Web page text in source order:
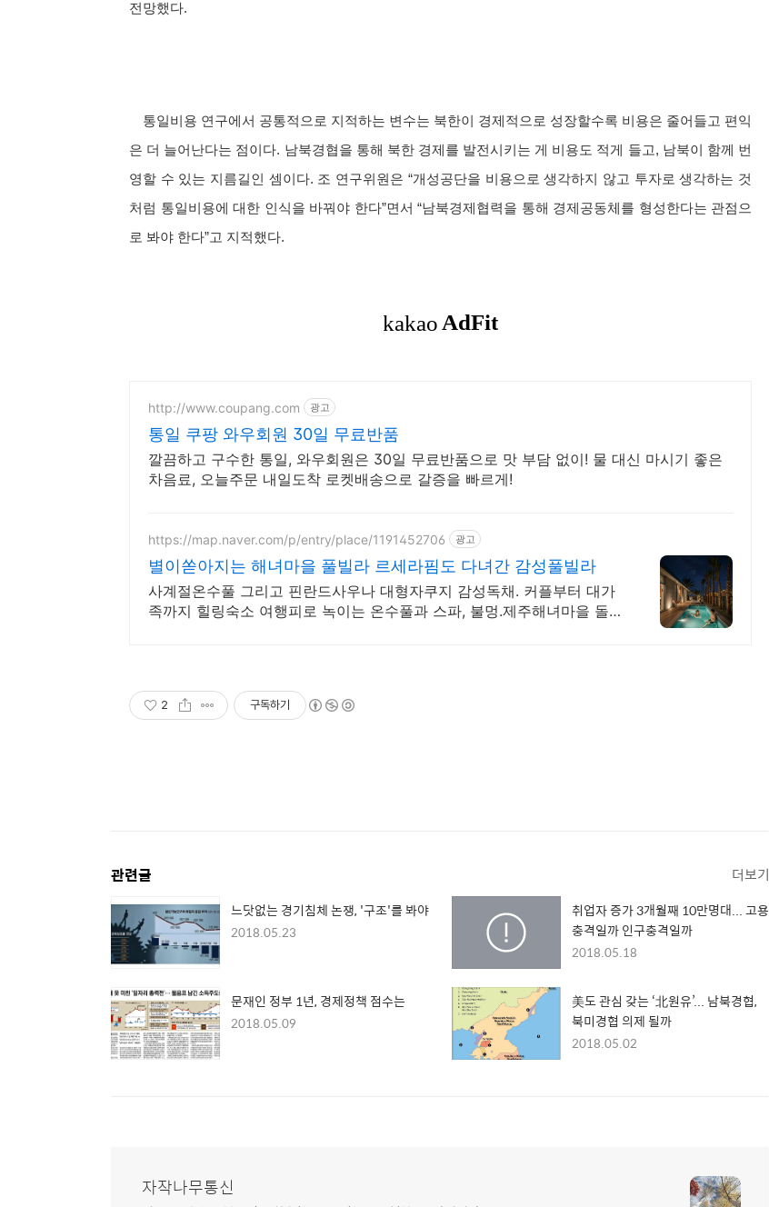
전망했다.
통일비용 연구에서 공통적으로 지적하는 변수는 북한이 경제적으로 성장할수록 비용은 줄어들고 편익
은 더 늘어난다는 점이다. 남북경협을 통해 북한 경제를 발전시키는 게 비용도 적게 들고, 남북이 함께 번
영할 수 있는 지름길인 셈이다. 조 연구위원은 “개성공단을 비용으로 생각하지 않고 투자로 생각하는 것
처럼 통일비용에 대한 인식을 바꿔야 한다”면서 “남북경제협력을 통해 경제공동체를 형성한다는 관점으
로 봐야 한다”고 지적했다.
http://www.coupang.com 광고
통일 쿠팡 와우회원 30일 무료반품
깔끔하고 구수한 통일, 와우회원은 30일 무료반품으로 맛 부담 없이! 물 대신 마시기 좋은
차음료, 오늘주문 내일도착 로켓배송으로 갈증을 빠르게!
https://map.naver.com/p/entry/place/1191452706 광고
별이쏟아지는 해녀마을 풀빌라 르세라핌도 다녀간 감성풀빌라
사계절온수풀 그리고 핀란드사우나 대형자쿠지 감성독채. 커플부터 대가
족까지 힐링숙소 여행피로 녹이는 온수풀과 스파, 불멍.제주해녀마을 돌담
2 구독하기
관련글 더보기
느닷없는 경기침체 논쟁, '구조'를 봐야
2018.05.23
취업자 증가 3개월째 10만명대... 고용
충격일까 인구충격일까
2018.05.18
문재인 정부 1년, 경제정책 점수는
2018.05.09
美도 관심 갖는 ‘北원유’... 남북경협,
북미경협 의제 될까
2018.05.02
자작나무통신